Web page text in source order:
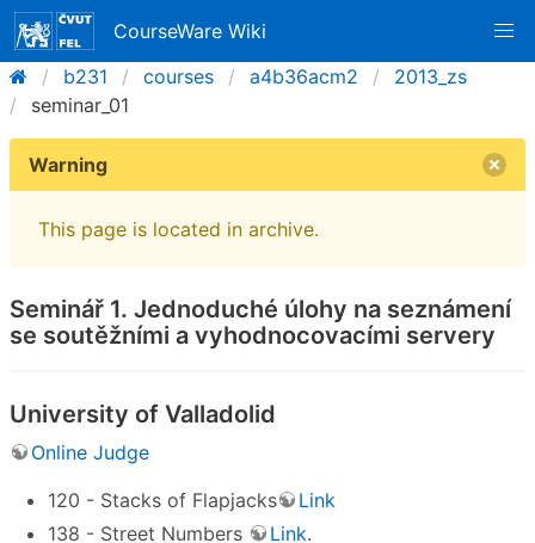
CourseWare Wiki
b231
courses a4b36acm2
2013_zs
seminar_01
Warning
This page is located in archive.
Seminář 1. Jednoduché úlohy na seznámení
se soutěžními a vyhodnocovacími servery
University of Valladolid
Online Judge
120 - Stacks of Flapjacks
Link
138 - Street Numbers
Link.